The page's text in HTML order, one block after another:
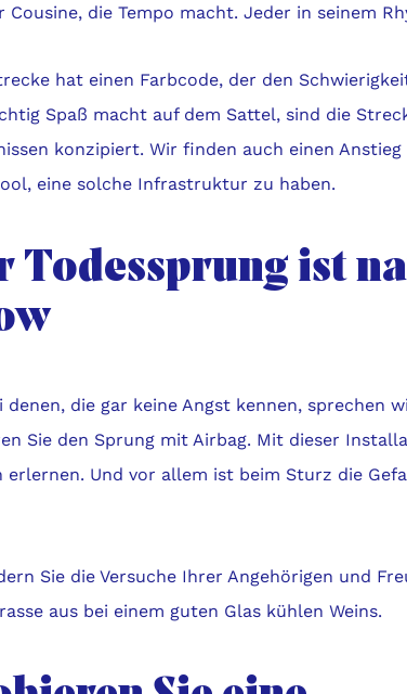
Cousine, die Tempo macht. Jeder in seinem
hat einen Farbcode, der den
Spaß macht auf dem Sattel, sind die
konzipiert. Wir finden auch einen
eine solche Infrastruktur zu haben.
Todessprung ist
denen, die gar keine Angst kennen, sprechen
Sie den Sprung mit Airbag. Mit dieser
erlernen. Und vor allem ist beim Sturz die
Sie die Versuche Ihrer Angehörigen und
aus bei einem guten Glas kühlen Weins.